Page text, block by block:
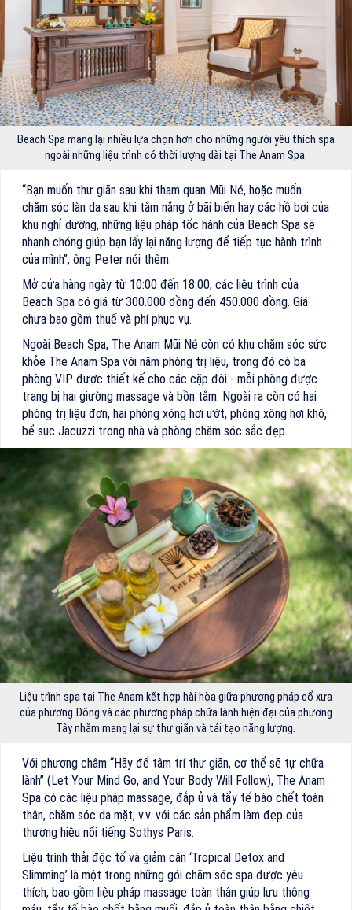
Beach Spa mang lại nhiều lựa chọn hơn cho những người yêu thích spa
ngoài những liệu trình có thời lượng dài tại The Anam Spa.
“Bạn muốn thư giãn sau khi tham quan Mũi Né, hoặc muốn
chăm sóc làn da sau khi tắm nắng ở bãi biển hay các hồ bơi của
khu nghỉ dưỡng, những liệu pháp tốc hành của Beach Spa sẽ
nhanh chóng giúp bạn lấy lại năng lượng để tiếp tục hành trình
của mình”, ông Peter nói thêm.
Mở cửa hàng ngày từ 10:00 đến 18:00, các liệu trình của
Beach Spa có giá từ 300.000 đồng đến 450.000 đồng. Giá
chưa bao gồm thuế và phí phục vụ.
Ngoài Beach Spa, The Anam Mũi Né còn có khu chăm sóc sức
khỏe The Anam Spa với năm phòng trị liệu, trong đó có ba
phòng VIP được thiết kế cho các cặp đôi - mỗi phòng được
trang bị hai giường massage và bồn tắm. Ngoài ra còn có hai
phòng trị liệu đơn, hai phòng xông hơi ướt, phòng xông hơi khô,
bể sục Jacuzzi trong nhà và phòng chăm sóc sắc đẹp.
Liệu trình spa tại The Anam kết hợp hài hòa giữa phương pháp cổ xưa
của phương Đông và các phương pháp chữa lành hiện đại của phương
Tây nhằm mang lại sự thư giãn và tái tạo năng lượng.
Với phương châm “Hãy để tâm trí thư giãn, cơ thể sẽ tự chữa
lành” (Let Your Mind Go, and Your Body Will Follow), The Anam
Spa có các liệu pháp massage, đắp ủ và tẩy tế bào chết toàn
thân, chăm sóc da mặt, v.v. với các sản phẩm làm đẹp của
thương hiệu nổi tiếng Sothys Paris.
Liệu trình thải độc tố và giảm cân ‘Tropical Detox and
Slimming’ là một trong những gói chăm sóc spa được yêu
thích, bao gồm liệu pháp massage toàn thân giúp lưu thông